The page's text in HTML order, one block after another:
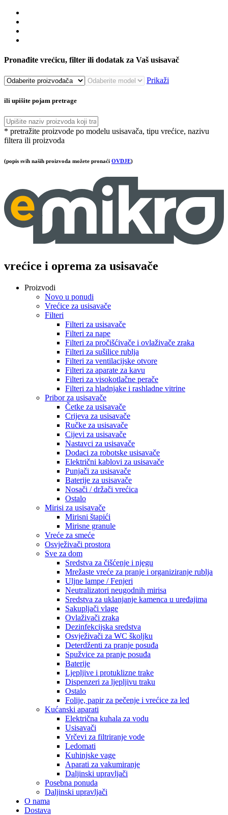
Pronađite vrećicu, filter ili dodatak za Vaš usisavač
Prikaži
ili upišite pojam pretrage
* pretražite proizvode po modelu usisavača, tipu vrećice, nazivu
filtera ili proizvoda
(popis svih naših proizvoda možete pronaći OVDJE)
vrećice i oprema za usisavače
Proizvodi
Novo u ponudi
Vrećice za usisavače
Filteri
Filteri za usisavače
Filteri za nape
Filteri za pročišćivače i ovlaživače zraka
Filteri za sušilice rublja
Filteri za ventilacijske otvore
Filteri za aparate za kavu
Filteri za visokotlačne perače
Filteri za hladnjake i rashladne vitrine
Pribor za usisavače
Četke za usisavače
Crijeva za usisavače
Ručke za usisavače
Cijevi za usisavače
Nastavci za usisavače
Dodaci za robotske usisavače
Električni kablovi za usisavače
Punjači za usisavače
Baterije za usisavače
Nosači / držači vrećica
Ostalo
Mirisi za usisavače
Mirisni štapići
Mirisne granule
Vreće za smeće
Osvježivači prostora
Sve za dom
Sredstva za čišćenje i njegu
Mrežaste vreće za pranje i organiziranje rublja
Uljne lampe / Fenjeri
Neutralizatori neugodnih mirisa
Sredstva za uklanjanje kamenca u uređajima
Sakupljači vlage
Ovlaživači zraka
Dezinfekcijska sredstva
Osvježivači za WC školjku
Deterdženti za pranje posuđa
Spužvice za pranje posuđa
Baterije
Ljepljive i protuklizne trake
Dispenzeri za ljepljivu traku
Ostalo
Folije, papir za pečenje i vrećice za led
Kućanski aparati
Električna kuhala za vodu
Usisavači
Vrčevi za filtriranje vode
Ledomati
Kuhinjske vage
Aparati za vakumiranje
Daljinski upravljači
Posebna ponuda
Daljinski upravljači
O nama
Dostava